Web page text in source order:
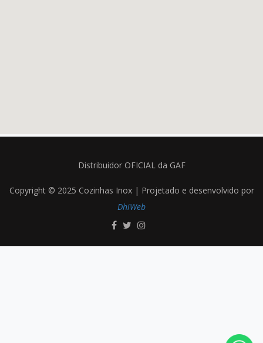
Distribuidor OFICIAL da GAF
Copyright © 2025 Cozinhas Inox | Projetado e desenvolvido por
DhiWeb
1